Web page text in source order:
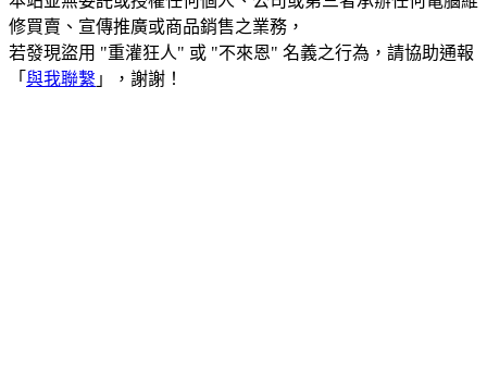
修買賣、宣傳推廣或商品銷售之業務，
若發現盜用 "重灌狂人" 或 "不來恩" 名義之行為，請協助通報
「 與我聯繫 」，謝謝！